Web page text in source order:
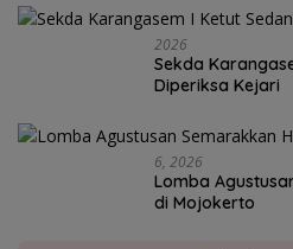
2026
Sekda
Diperiksa Kejari
6, 2026
Lomba
di Mojokerto